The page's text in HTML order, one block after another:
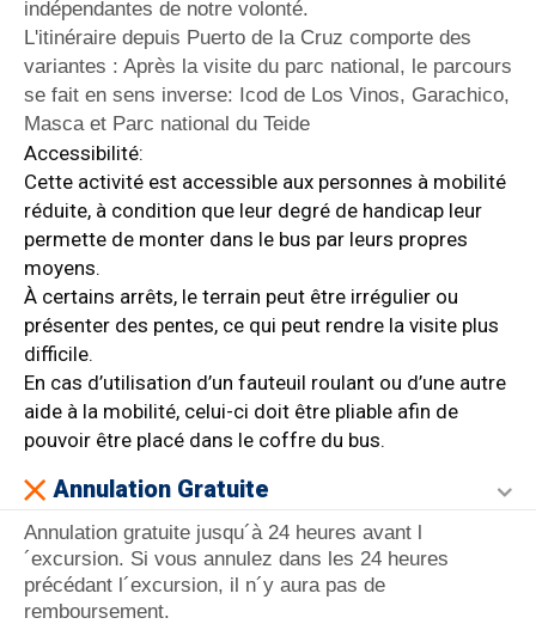
indépendantes de notre volonté.
L'itinéraire depuis Puerto de la Cruz comporte des
variantes : Après la visite du parc national, le parcours
se fait en sens inverse: Icod de Los Vinos, Garachico,
Masca et Parc national du Teide
Accessibilité:
Cette activité est accessible aux personnes à mobilité
réduite, à condition que leur degré de handicap leur
permette de monter dans le bus par leurs propres
moyens.
À certains arrêts, le terrain peut être irrégulier ou
présenter des pentes, ce qui peut rendre la visite plus
difficile.
En cas d’utilisation d’un fauteuil roulant ou d’une autre
aide à la mobilité, celui-ci doit être pliable afin de
pouvoir être placé dans le coffre du bus.
Annulation Gratuite
Annulation gratuite jusqu´à 24 heures avant l
´excursion. Si vous annulez dans les 24 heures
précédant l´excursion, il n´y aura pas de
remboursement.